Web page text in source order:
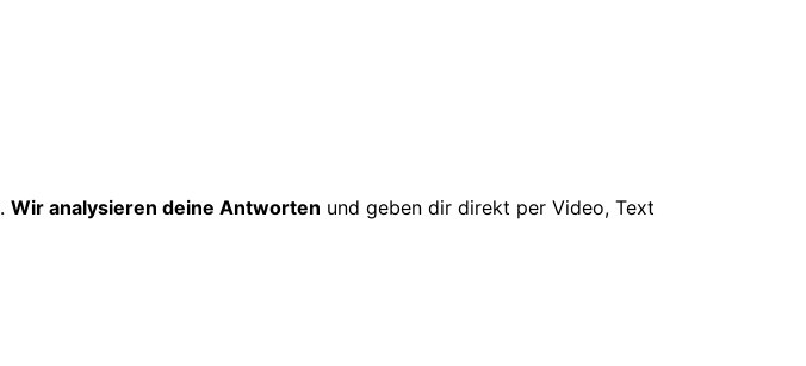
Wir analysieren deine Antworten und geben dir direkt per Video, Text